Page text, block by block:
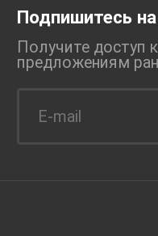
Подпишитесь
Получите доступ
предложениям